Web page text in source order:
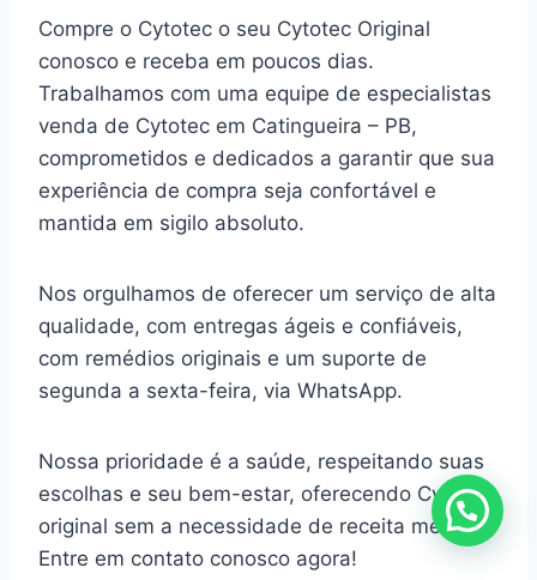
Compre o Cytotec o seu Cytotec Original
conosco e receba em poucos dias.
Trabalhamos com uma equipe de especialistas
venda de Cytotec em Catingueira – PB,
comprometidos e dedicados a garantir que sua
experiência de compra seja confortável e
mantida em sigilo absoluto.
Nos orgulhamos de oferecer um serviço de alta
qualidade, com entregas ágeis e confiáveis,
com remédios originais e um suporte de
segunda a sexta-feira, via WhatsApp.
Nossa prioridade é a saúde, respeitando suas
escolhas e seu bem-estar, oferecendo Cytotec
original sem a necessidade de receita médica.
Entre em contato conosco agora!